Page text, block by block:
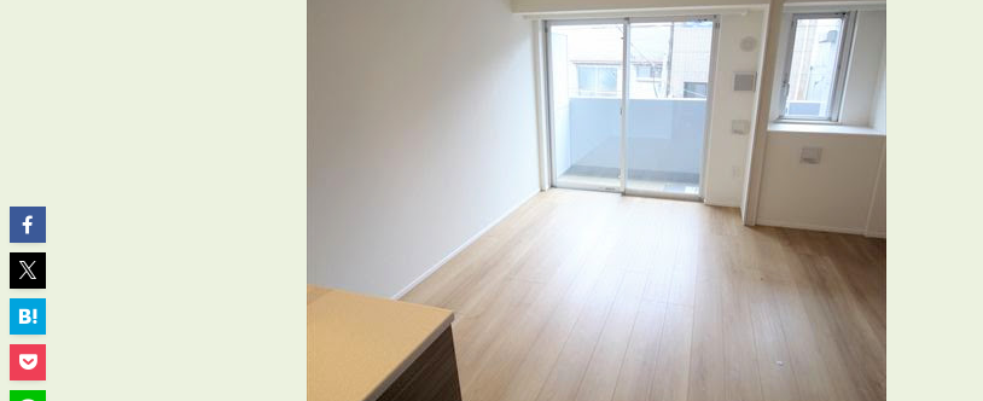
自慢の「賃料設定」／マーケティング
仲介会社とのネットワークで情報提供力に自
物件プロモーション＆バリューアップリフォ
管理オーナー様限定サービス BROKER 仲介業者様へ
会員登録
賃貸仲介会社様向け物件検索ログイン